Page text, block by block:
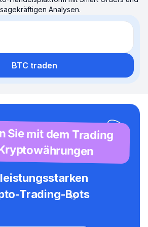
Analysen.
BTC traden
Sie mit dem Trading
Trading-Bots